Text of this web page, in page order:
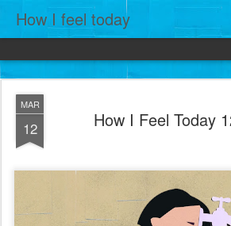
How I feel today
MAR
12 How I Feel Today